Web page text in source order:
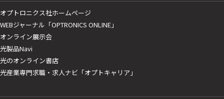
オプトロニクス社ホームページ
WEBジャーナル「OPTRONICS ONLINE」
オンライン展示会
光製品Navi
光のオンライン書店
光産業専門求職・求人ナビ「オプトキャリア」